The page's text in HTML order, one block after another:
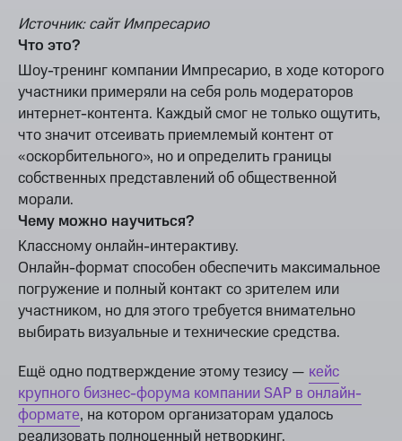
Источник: сайт Импресарио
Что это?
Шоу-тренинг компании Импресарио, в ходе которого
участники примеряли на себя роль модераторов
интернет-контента. Каждый смог не только ощутить,
что значит отсеивать приемлемый контент от
«оскорбительного», но и определить границы
собственных представлений об общественной
морали.
Чему можно научиться?
Классному онлайн-интерактиву.
Онлайн-формат способен обеспечить максимальное
погружение и полный контакт со зрителем или
участником, но для этого требуется внимательно
выбирать визуальные и технические средства.
Ещё одно подтверждение этому тезису — кейс
крупного бизнес-форума компании SAP в онлайн-
формате, на котором организаторам удалось
реализовать полноценный нетворкинг.